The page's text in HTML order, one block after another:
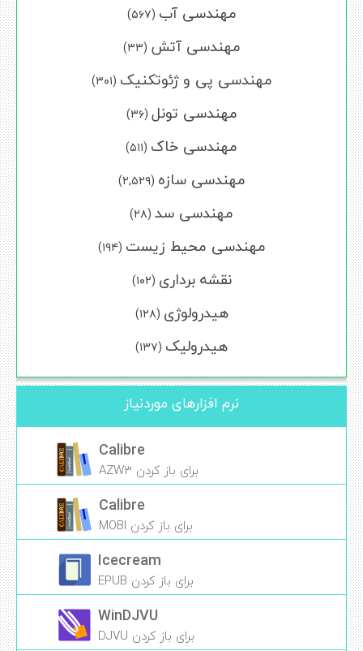
مهندسی آب (۵۶۷)
مهندسی آتش (۳۳)
مهندسی پی و ژئوتکنیک (۳۰۱)
مهندسی تونل (۳۶)
مهندسی خاک (۵۱۱)
مهندسی سازه (۲,۵۲۹)
مهندسی سد (۲۸)
مهندسی محیط زیست (۱۹۴)
نقشه برداری (۱۰۲)
هیدرولوژی (۱۲۸)
هیدرولیک (۱۳۷)
نرم افزارهای موردنیاز
Calibre
برای باز کردن AZW3
Calibre
برای باز کردن MOBI
Icecream
برای باز کردن EPUB
WinDJVU
برای باز کردن DJVU